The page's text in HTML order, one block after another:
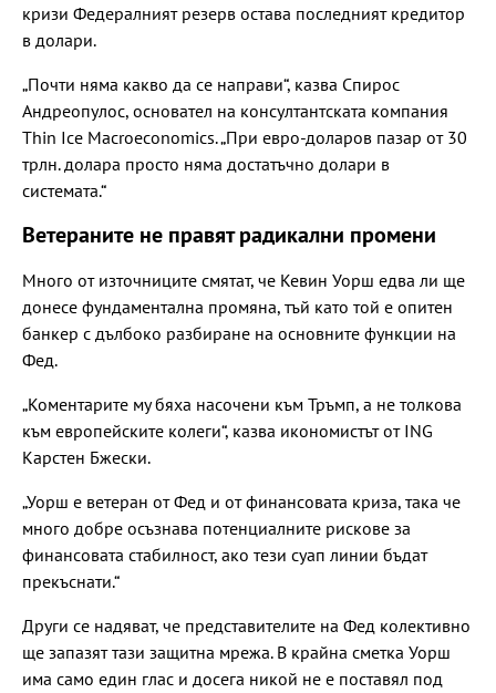
кризи Федералният резерв остава последният кредитор
в долари.
„Почти няма какво да се направи“, казва Спирос
Андреопулос, основател на консултантската компания
Thin Ice Macroeconomics. „При евро-доларов пазар от 30
трлн. долара просто няма достатъчно долари в
системата.“
Ветераните не правят радикални промени
Много от източниците смятат, че Кевин Уорш едва ли ще
донесе фундаментална промяна, тъй като той е опитен
банкер с дълбоко разбиране на основните функции на
Фед.
„Коментарите му бяха насочени към Тръмп, а не толкова
към европейските колеги“, казва икономистът от ING
Карстен Бжески.
„Уорш е ветеран от Фед и от финансовата криза, така че
много добре осъзнава потенциалните рискове за
финансовата стабилност, ако тези суап линии бъдат
прекъснати.“
Други се надяват, че представителите на Фед колективно
ще запазят тази защитна мрежа. В крайна сметка Уорш
има само един глас и досега никой не е поставял под